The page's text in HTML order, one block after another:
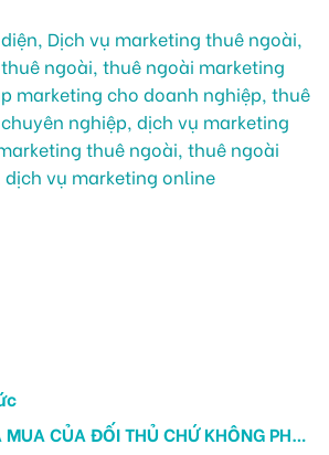
CỦA ĐỐI THỦ CHỨ KHÔNG PHẢI